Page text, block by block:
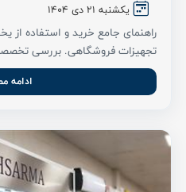
یکشنبه 21 دی 1404
راهنمای جامع خرید و استفاده از
تجهیزات فروشگاهی. بررسی
ادامه